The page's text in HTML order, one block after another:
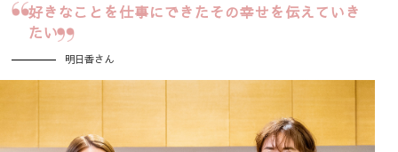
好きなことを仕事にできたその幸せを伝えていき
たい
明日香さん